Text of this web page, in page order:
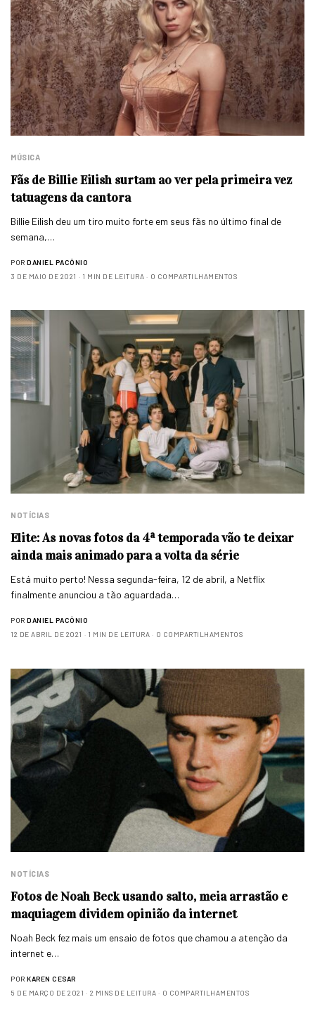
MÚSICA
Fãs de Billie Eilish surtam ao ver pela primeira vez
tatuagens da cantora
Billie Eilish deu um tiro muito forte em seus fãs no último final de
semana,…
POR DANIEL PACÔNIO
3 DE MAIO DE 2021
1 MIN DE LEITURA 0 COMPARTILHAMENTOS
NOTÍCIAS
Elite: As novas fotos da 4ª temporada vão te deixar
ainda mais animado para a volta da série
Está muito perto! Nessa segunda-feira, 12 de abril, a Netflix
finalmente anunciou a tão aguardada…
POR DANIEL PACÔNIO
12 DE ABRIL DE 2021
1 MIN DE LEITURA 0 COMPARTILHAMENTOS
NOTÍCIAS
Fotos de Noah Beck usando salto, meia arrastão e
maquiagem dividem opinião da internet
Noah Beck fez mais um ensaio de fotos que chamou a atenção da
internet e…
POR KAREN CESAR
5 DE MARÇO DE 2021
2 MINS DE LEITURA 0 COMPARTILHAMENTOS